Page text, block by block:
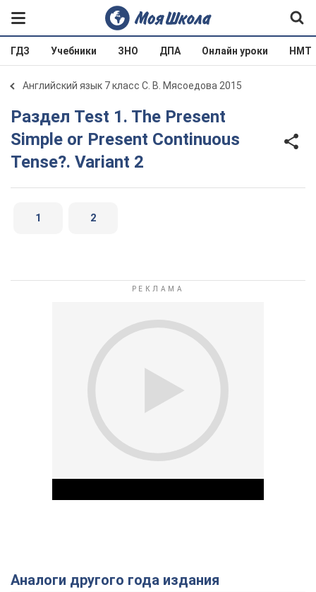
ГДЗ Учебники ЗНО ДПА Онлайн уроки НМТ
Английский язык 7 класс С. В. Мясоедова 2015
Раздел Test 1. The Present
Simple or Present Continuous
Tense?. Variant 2
1 2
Play Video
Аналоги другого года издания